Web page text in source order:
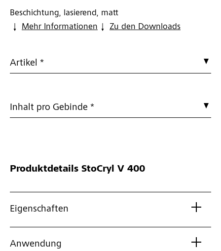
Beschichtung, lasierend, matt
Mehr Informationen
Zu den Downloads
Artikel *
Inhalt pro Gebinde *
Produktdetails StoCryl V 400
Eigenschaften
Anwendung